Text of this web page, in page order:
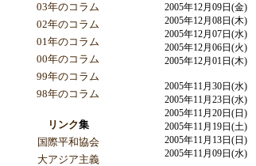
03年のコラム
02年のコラム
01年のコラム
00年のコラム
99年のコラム
98年のコラム
リンク集
国際平和協会
大アジア主義
2005年12月09日(金)
2005年12月08日(木)
2005年12月07日(水)
2005年12月06日(火)
2005年12月01日(木)
2005年11月30日(水)
2005年11月23日(水)
2005年11月20日(日)
2005年11月19日(土)
2005年11月13日(日)
2005年11月09日(水)